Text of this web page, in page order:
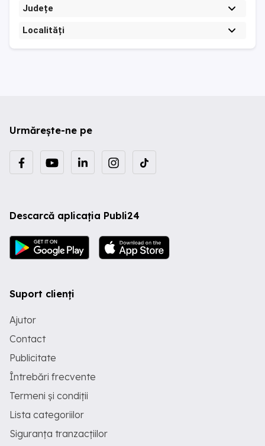
Județe
Localități
Urmărește-ne pe
Descarcă aplicația Publi24
Suport clienți
Ajutor
Contact
Publicitate
Întrebări frecvente
Termeni și condiții
Lista categoriilor
Siguranța tranzacțiilor